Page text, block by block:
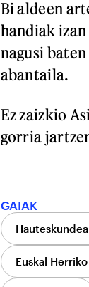
Bi aldeen
handiak
nagusi
abantaila.
Ez zaizkio
gorria
GAIAK
Euskal